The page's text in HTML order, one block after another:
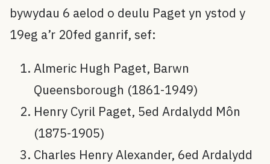
bywydau 6 aelod o deulu Paget yn ystod y
19eg a’r 20fed ganrif, sef:
Almeric Hugh Paget, Barwn
Queensborough (1861-1949)
Henry Cyril Paget, 5ed Ardalydd Môn
(1875-1905)
Charles Henry Alexander, 6ed Ardalydd